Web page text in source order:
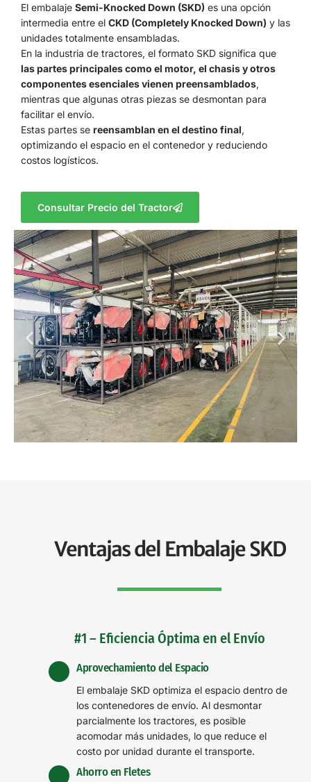
El embalaje Semi-Knocked Down (SKD) es una opción
intermedia entre el CKD (Completely Knocked Down) y las
unidades totalmente ensambladas.
En la industria de tractores, el formato SKD significa que
las partes principales como el motor, el chasis y otros
componentes esenciales vienen preensamblados,
mientras que algunas otras piezas se desmontan para
facilitar el envío.
Estas partes se reensamblan en el destino final,
optimizando el espacio en el contenedor y reduciendo
costos logísticos.
Consultar Precio del Tractor
Ventajas del Embalaje SKD
#1 – Eficiencia Óptima en el Envío
Aprovechamiento del Espacio
El embalaje SKD optimiza el espacio dentro de
los contenedores de envío. Al desmontar
parcialmente los tractores, es posible
acomodar más unidades, lo que reduce el
costo por unidad durante el transporte.
Ahorro en Fletes